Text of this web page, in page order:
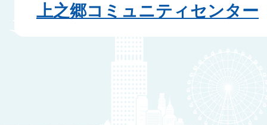
上之郷コミュニティセンター